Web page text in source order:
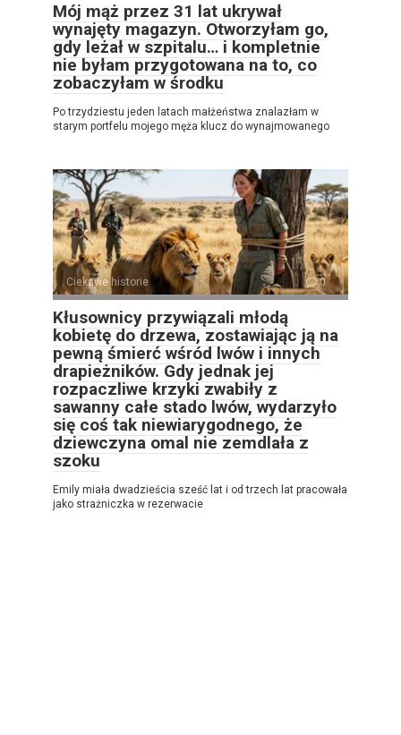
Mój mąż przez 31 lat ukrywał
wynajęty magazyn. Otworzyłam go,
gdy leżał w szpitalu… i kompletnie
nie byłam przygotowana na to, co
zobaczyłam w środku
Po trzydziestu jeden latach małżeństwa znalazłam w
starym portfelu mojego męża klucz do wynajmowanego
Ciekawe historie 0
Kłusownicy przywiązali młodą
kobietę do drzewa, zostawiając ją na
pewną śmierć wśród lwów i innych
drapieżników. Gdy jednak jej
rozpaczliwe krzyki zwabiły z
sawanny całe stado lwów, wydarzyło
się coś tak niewiarygodnego, że
dziewczyna omal nie zemdlała z
szoku
Emily miała dwadzieścia sześć lat i od trzech lat pracowała
jako strażniczka w rezerwacie